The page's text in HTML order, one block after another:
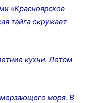
«Красноярское
тайга окружает
кухни. Летом
моря. В